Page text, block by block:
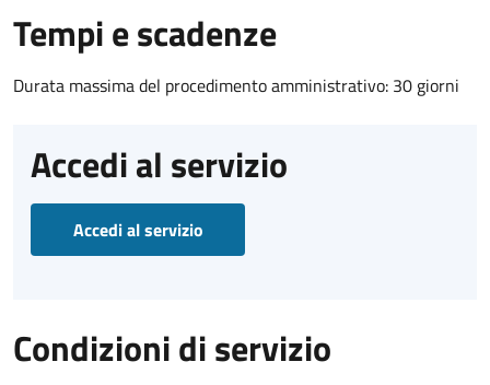
Tempi e scadenze
Durata massima del procedimento amministrativo: 30 giorni
Accedi al servizio
Accedi al servizio
Condizioni di servizio